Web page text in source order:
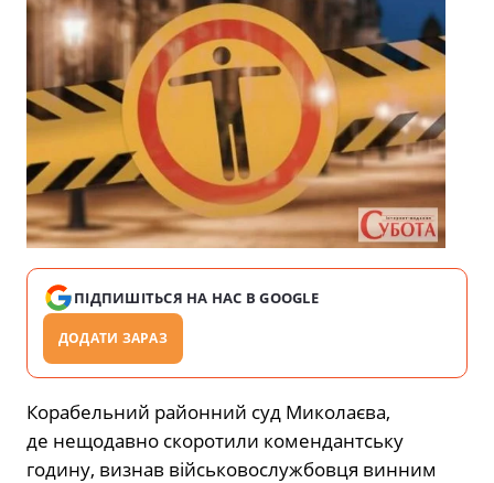
ПІДПИШІТЬСЯ НА НАС В GOOGLE
ДОДАТИ ЗАРАЗ
Корабельний районний суд Миколаєва,
де нещодавно скоротили комендантську
годину, визнав військовослужбовця винним